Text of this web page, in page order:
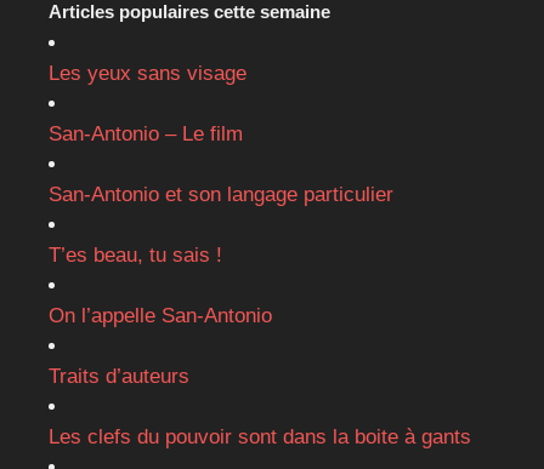
Articles populaires cette semaine
Les yeux sans visage
San-Antonio – Le film
San-Antonio et son langage particulier
T’es beau, tu sais !
On l’appelle San-Antonio
Traits d’auteurs
Les clefs du pouvoir sont dans la boite à gants